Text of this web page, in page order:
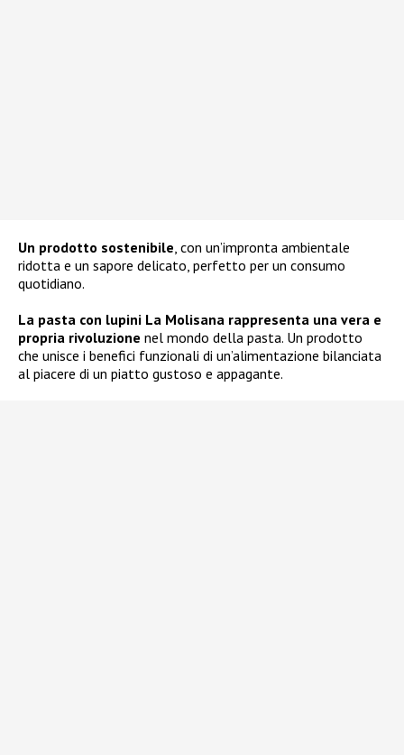
Un prodotto sostenibile , con un’impronta ambientale
ridotta e un sapore delicato, perfetto per un consumo
quotidiano.
La pasta con lupini La Molisana rappresenta una vera e
propria rivoluzione nel mondo della pasta. Un prodotto
che unisce i benefici funzionali di un’alimentazione bilanciata
al piacere di un piatto gustoso e appagante.